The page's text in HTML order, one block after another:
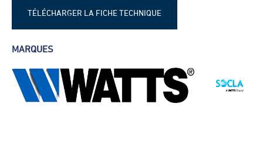
TÉLÉCHARGER LA FICHE TECHNIQUE
MARQUES